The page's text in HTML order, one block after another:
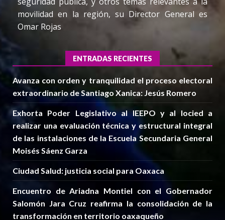
movilidad en la región, su Director General es
Omar Rojas
ENTRADAS RECIENTES
Avanza con orden y tranquilidad el proceso electoral
extraordinario de Santiago Xanica: Jesús Romero
Exhorta Poder Legislativo al IEEPO y al Iocied a
realizar una evaluación técnica y estructural integral
de las instalaciones de la Escuela Secundaria General
Moisés Sáenz Garza
Ciudad Salud: justicia social para Oaxaca
Encuentro de Ariadna Montiel con el Gobernador
Salomón Jara Cruz reafirma la consolidación de la
transformación en territorio oaxaqueño